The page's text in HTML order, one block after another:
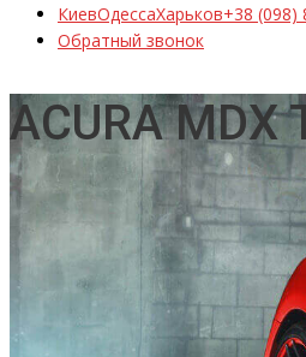
КиевОдессаХарьков+38 (098)
Обратный звонок
ACURA MDX